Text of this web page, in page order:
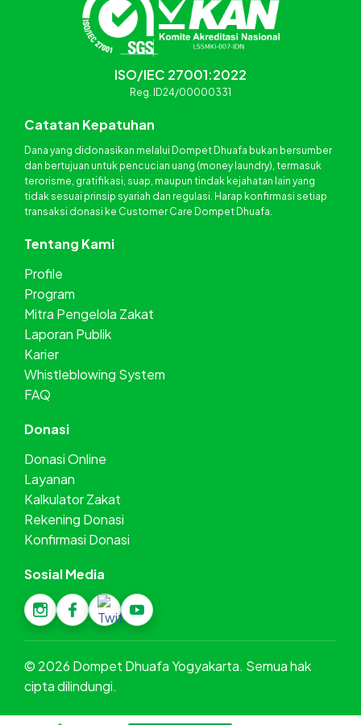
ISO/IEC 27001:2022
Reg. ID24/00000331
Catatan Kepatuhan
Dana yang didonasikan melalui Dompet Dhuafa bukan bersumber
dan bertujuan untuk pencucian uang (money laundry), termasuk
terorisme, gratifikasi, suap, maupun tindak kejahatan lain yang
tidak sesuai prinsip syariah dan regulasi. Harap konfirmasi setiap
transaksi donasi ke Customer Care Dompet Dhuafa.
Tentang Kami
Profile
Program
Mitra Pengelola Zakat
Laporan Publik
Karier
Whistleblowing System
FAQ
Donasi
Donasi Online
Layanan
Kalkulator Zakat
Rekening Donasi
Konfirmasi Donasi
Sosial Media
© 2026 Dompet Dhuafa Yogyakarta. Semua hak
cipta dilindungi.